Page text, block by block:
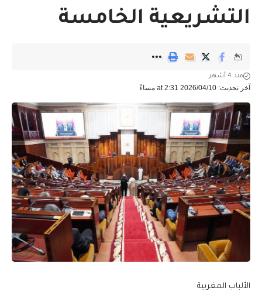
التشريعية الخامسة
آخر تحديث: 2026/04/10 at 2:31 مساءً
منذ 4 أشهر
الألباب المغربية